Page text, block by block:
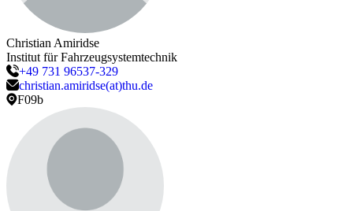
ChristianAmiridse
Institut für Fahrzeugsystemtechnik
+49 731 96537-329
christian.amiridse(at)thu.de
F09b